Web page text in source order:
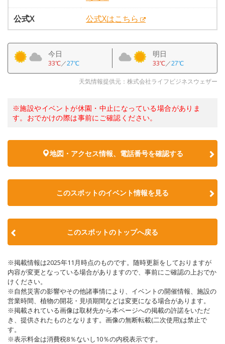
公式X
公式Xはこちら
今日
33℃／27℃
明日
33℃／27℃
天気情報提供元：株式会社ライフビジネスウェザー
※施設やイベントが休園・中止になっている場合がありま
す。おでかけの際は事前にご確認ください。
地図・アクセス情報、電話番号を確認する
このスポットのイベント情報を見る
このスポットのトップへ戻る
※掲載情報は2025年11月時点のものです。随時更新をしておりますが
内容が変更となっている場合がありますので、事前にご確認の上おでか
けください。
※自然災害の影響やその他諸事情により、イベントの開催情報、施設の
営業時間、植物の開花・見頃期間などは変更になる場合があります。
※掲載されている画像は取材先から本ページへの掲載の許諾をいただ
き、提供されたものとなります。画像の無断転載(二次使用)は禁止で
す。
※表示料金は消費税8％ないし10％の内税表示です。